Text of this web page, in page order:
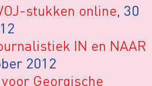
stukken online, 30
IN en NAAR
2012
Georgische